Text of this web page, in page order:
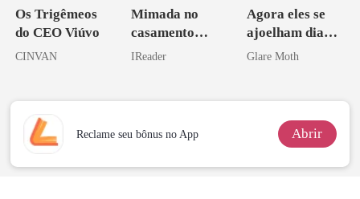
Os Trigêmeos
do CEO Viúvo
CINVAN
Mimada no
casamento
relâmpago com
IReader
Agora eles se
ajoelham diante
de mim
Glare Moth
Reclame seu bônus no App Abrir